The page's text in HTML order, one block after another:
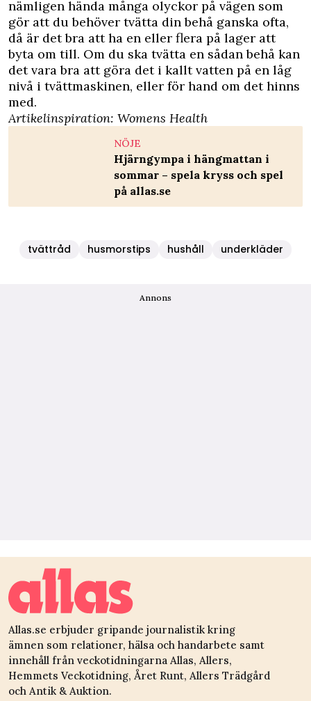
nämligen hända många olyckor på vägen som
gör att du behöver tvätta din behå ganska ofta,
då är det bra att ha en eller flera på lager att
byta om till. Om du ska tvätta en sådan behå kan
det vara bra att göra det i kallt vatten på en låg
nivå i tvättmaskinen, eller för hand om det hinns
med.
Artikelinspiration: Womens Health
NÖJE
Hjärngympa i hängmattan i
sommar – spela kryss och spel
på allas.se
tvättråd husmorstips hushåll underkläder
Annons
Allas.se erbjuder gripande journalistik kring
ämnen som relationer, hälsa och handarbete samt
innehåll från veckotidningarna Allas, Allers,
Hemmets Veckotidning, Året Runt, Allers Trädgård
och Antik & Auktion.